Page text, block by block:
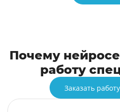
Почему
работу
Заказать